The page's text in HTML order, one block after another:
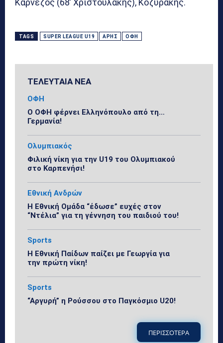
Καρνέζος (68’ Χριστουλάκης), Κοζυράκης.
TAGS SUPER LEAGUE U19 ΆΡΗΣ ΟΦΗ
ΤΕΛΕΥΤΑΙΑ ΝΕΑ
ΟΦΗ
Ο ΟΦΗ φέρνει Ελληνόπουλο από τη…
Γερμανία!
Ολυμπιακός
Φιλική νίκη για την U19 του Ολυμπιακού
στο Καρπενήσι!
Εθνική Ανδρών
Η Εθνική Ομάδα “έδωσε” ευχές στον
“Ντέλια” για τη γέννηση του παιδιού του!
Sports
Η Εθνική Παίδων παίζει με Γεωργία για
την πρώτη νίκη!
Sports
“Αργυρή” η Ρούσσου στο Παγκόσμιο U20!
ΠΕΡΙΣΣΟΤΕΡΑ